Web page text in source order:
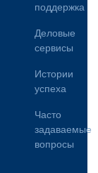
поддержка
Деловые
сервисы
Истории
успеха
Часто
задаваемые
вопросы